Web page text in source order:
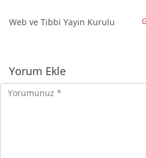
Web ve Tıbbi Yayın Kurulu
Yorumlar
Yorum Ekle
Yorumunuz